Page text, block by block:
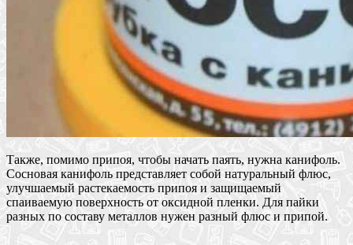
Также, помимо припоя, чтобы начать паять, нужна канифоль.
Сосновая канифоль представляет собой натуральный флюс,
улучшаемый растекаемость припоя и защищаемый
спаиваемую поверхность от оксидной пленки. Для пайки
разных по составу металлов нужен разный флюс и припой.